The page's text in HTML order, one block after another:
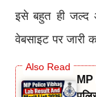
इसे बहुत ही
वेबसाइट पर